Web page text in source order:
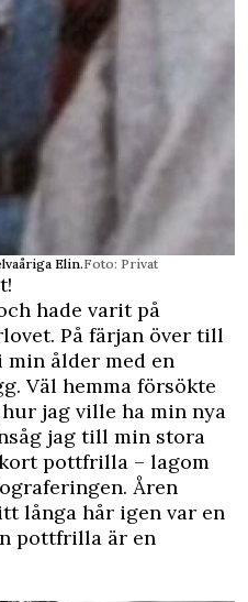
Elin.Foto: Privat
hade varit på
På färjan över till
min ålder med en
Väl hemma försökte
jag ville ha min nya
jag till min stora
pottfrilla – lagom
Åren
långa hår igen var en
pottfrilla är en